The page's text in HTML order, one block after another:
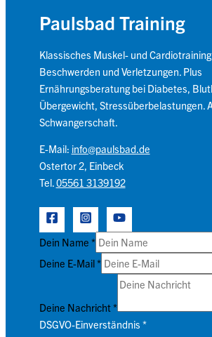
Paulsbad Training
Klassisches Muskel- und
Beschwerden und Verletzungen. Plus
Ernährungsberatung bei Diabetes,
Übergewicht, Stressüberbelastungen.
Schwangerschaft.
E-Mail: info@paulsbad.de
Ostertor 2, Einbeck
Tel.05561 3139192
Dein Name *
Deine E-Mail*
Deine Nachricht*
DSGVO-Einverständnis *